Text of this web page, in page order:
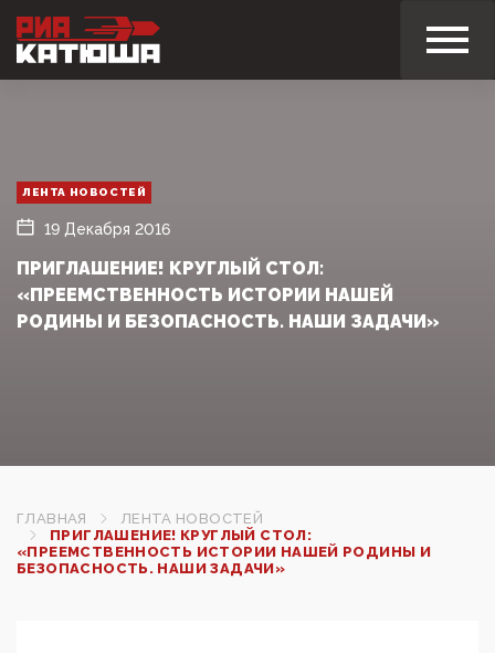
ЛЕНТА НОВОСТЕЙ
19 Декабря 2016
ПРИГЛАШЕНИЕ! КРУГЛЫЙ СТОЛ:
«ПРЕЕМСТВЕННОСТЬ ИСТОРИИ НАШЕЙ
РОДИНЫ И БЕЗОПАСНОСТЬ. НАШИ ЗАДАЧИ»
ГЛАВНАЯ
ЛЕНТА НОВОСТЕЙ
ПРИГЛАШЕНИЕ! КРУГЛЫЙ СТОЛ:
«ПРЕЕМСТВЕННОСТЬ ИСТОРИИ НАШЕЙ РОДИНЫ И
БЕЗОПАСНОСТЬ. НАШИ ЗАДАЧИ»